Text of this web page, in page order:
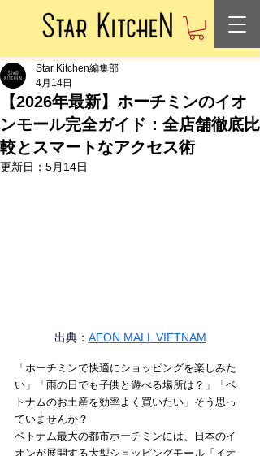
【2026年最新】ホーチミンのイオ
ンモール完全ガイド：全店舗徹底比
較とスマートなアクセス術
Star Kitchen編集部
4月14日
更新日： 5月14日
出典： AEON MALL VIETNAM
「ホーチミンで快適にショッピングを楽しみた
い」「雨の日でも子供と遊べる場所は？」「ベ
トナムのお土産を効率よく買いたい」そう思っ
ていませんか？
ベトナム最大の都市ホーチミンには、日本のイ
オンが展開する大型ショッピングモール「イオ